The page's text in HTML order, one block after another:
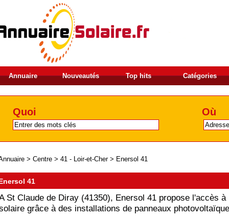
Annuaire Nouveautés Top hits Catégories
Quoi Où
> Centre > 41 - Loir-et-Cher> Enersol 41
41
St Claude de Diray (41350), Enersol 41 propose l'accès à
grâce à des installations de panneaux